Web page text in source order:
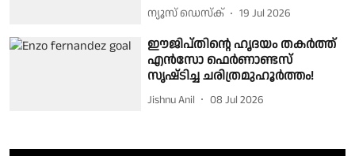
ന്യൂസ് ഡെസ്ക് 19 Jul 2026
ഈജിപ്തിൻ്റെ ഹൃദയം തകർത്ത്
എൻസോ ഫെർണാണ്ടസ്
സൃഷ്‌ടിച്ച ചരിത്രമുഹൂർത്തം!
Jishnu Anil 08 Jul 2026